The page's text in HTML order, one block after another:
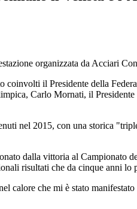
organizzata da Acciari
coinvolti il Presidente della
Carlo Mornati, il
nel 2015, con una storica
dalla vittoria al Campionato
risultati che da cinque anni lo
calore che mi è stato